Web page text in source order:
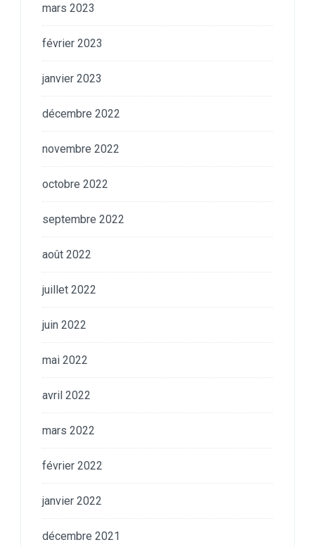
mars 2023
février 2023
janvier 2023
décembre 2022
novembre 2022
octobre 2022
septembre 2022
août 2022
juillet 2022
juin 2022
mai 2022
avril 2022
mars 2022
février 2022
janvier 2022
décembre 2021